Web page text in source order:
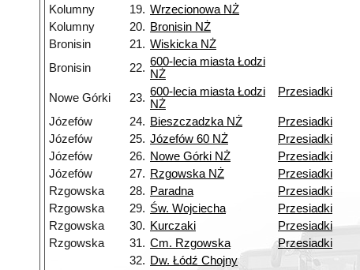
Kolumny
19. Wrzecionowa NŻ
Kolumny
20. Bronisin NŻ
Bronisin
21. Wiskicka NŻ
Bronisin
22. 600-lecia miasta Łodzi
NŻ
Nowe Górki
23. 600-lecia miasta Łodzi
NŻ
Przesiadki
Józefów 24. Bieszczadzka NŻ
Przesiadki
Józefów
25. Józefów 60 NŻ
Przesiadki
Józefów
26. Nowe Górki NŻ
Przesiadki
Józefów
27. Rzgowska NŻ
Przesiadki
Rzgowska
28. Paradna
Przesiadki
Rzgowska
29. Św. Wojciecha
Przesiadki
Rzgowska
30. Kurczaki
Przesiadki
Rzgowska
31. Cm. Rzgowska
Przesiadki
32. Dw. Łódź Chojny